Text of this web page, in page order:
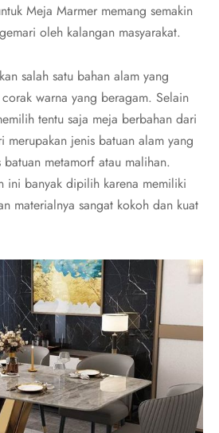
Meja Marmer memang semakin
oleh kalangan masyarakat.
salah satu bahan alam yang
warna yang beragam. Selain
tentu saja meja berbahan dari
merupakan jenis batuan alam yang
metamorf atau malihan.
ini banyak dipilih karena memiliki
materialnya sangat kokoh dan kuat